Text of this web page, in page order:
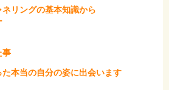
リングの基本知識から
事
本当の自分の姿に出会います